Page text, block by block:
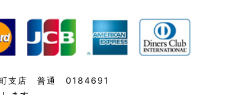
町支店 普通 0184691